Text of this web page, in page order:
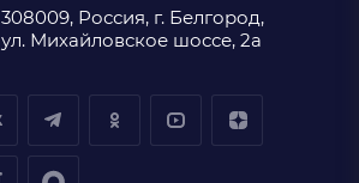
308009, Россия, г. Белгород,
ул. Михайловское шоссе, 2а